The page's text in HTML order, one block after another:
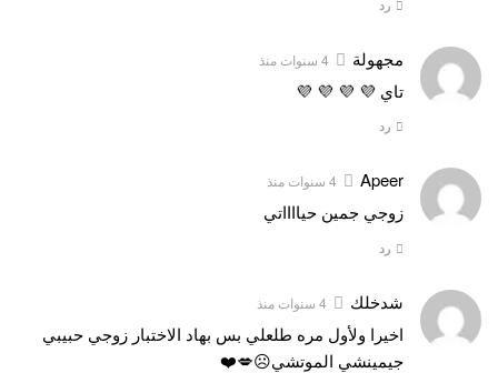
رد
مجهولة 4 سنوات منذ
تاي 💜 💜 💜 💜
رد
Apeer 4 سنوات منذ
زوجي جمين حيااااتي
رد
شدخلك 4 سنوات منذ
اخيرا ولأول مره طلعلي بس بهاد الاختبار زوجي حبيبي
جيمينشي الموتشي☹️💋❤️